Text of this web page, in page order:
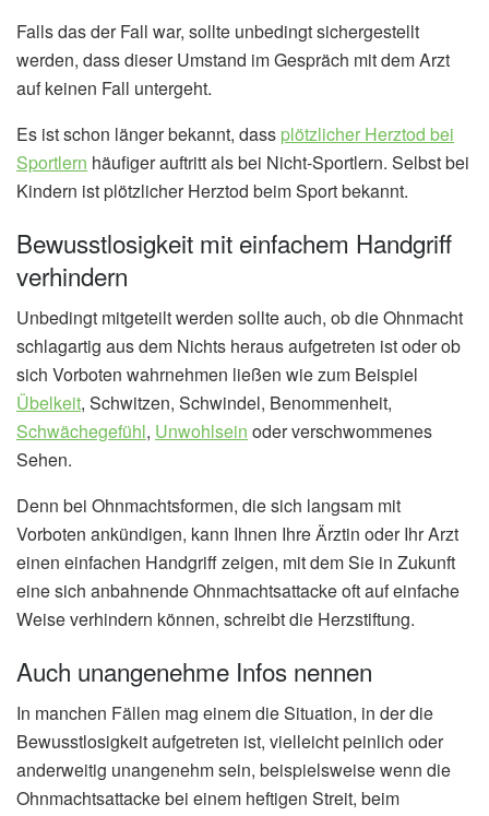
Falls das der Fall war, sollte unbedingt sichergestellt
werden, dass dieser Umstand im Gespräch mit dem Arzt
auf keinen Fall untergeht.
Es ist schon länger bekannt, dass plötzlicher Herztod bei
Sportlern häufiger auftritt als bei Nicht-Sportlern. Selbst bei
Kindern ist plötzlicher Herztod beim Sport bekannt.
Bewusstlosigkeit mit einfachem Handgriff
verhindern
Unbedingt mitgeteilt werden sollte auch, ob die Ohnmacht
schlagartig aus dem Nichts heraus aufgetreten ist oder ob
sich Vorboten wahrnehmen ließen wie zum Beispiel
Übelkeit, Schwitzen, Schwindel, Benommenheit,
Schwächegefühl, Unwohlsein oder verschwommenes
Sehen.
Denn bei Ohnmachtsformen, die sich langsam mit
Vorboten ankündigen, kann Ihnen Ihre Ärztin oder Ihr Arzt
einen einfachen Handgriff zeigen, mit dem Sie in Zukunft
eine sich anbahnende Ohnmachtsattacke oft auf einfache
Weise verhindern können, schreibt die Herzstiftung.
Auch unangenehme Infos nennen
In manchen Fällen mag einem die Situation, in der die
Bewusstlosigkeit aufgetreten ist, vielleicht peinlich oder
anderweitig unangenehm sein, beispielsweise wenn die
Ohnmachtsattacke bei einem heftigen Streit, beim